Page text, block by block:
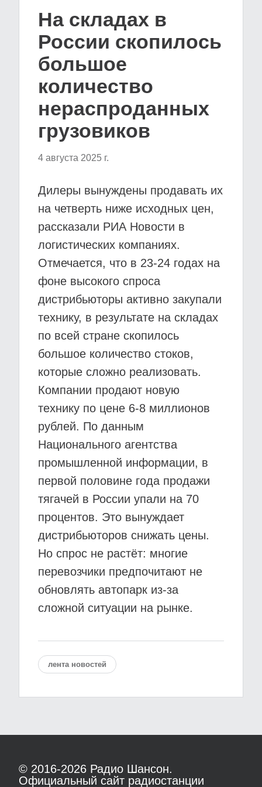
На складах в
России скопилось
большое
количество
нераспроданных
грузовиков
4 августа 2025 г.
Дилеры вынуждены продавать их
на четверть ниже исходных цен,
рассказали РИА Новости в
логистических компаниях.
Отмечается, что в 23-24 годах на
фоне высокого спроса
дистрибьюторы активно закупали
технику, в результате на складах
по всей стране скопилось
большое количество стоков,
которые сложно реализовать.
Компании продают новую
технику по цене 6-8 миллионов
рублей. По данным
Национального агентства
промышленной информации, в
первой половине года продажи
тягачей в России упали на 70
процентов. Это вынуждает
дистрибьюторов снижать цены.
Но спрос не растёт: многие
перевозчики предпочитают не
обновлять автопарк из-за
сложной ситуации на рынке.
лента новостей
© 2016-2026 Радио Шансон.
Официальный сайт радиостанции